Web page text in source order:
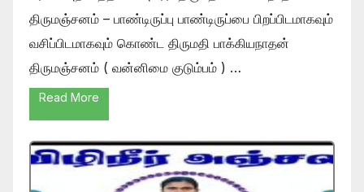
திருமஞ்சனம் – பாண்டிருப்பு பாண்டிருப்பை பிறப்பிடமாகவும்
வசிப்பிடமாகவும் கொண்ட திருமதி பாக்கியநாதன்
திருமஞ்சனம் ( வன்னிமை குடும்பம் ) …
Read More